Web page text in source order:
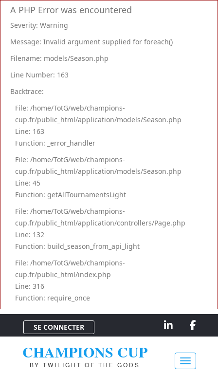
A PHP Error was encountered
Severity: Warning
Message: Invalid argument supplied for foreach()
Filename: models/Season.php
Line Number: 163
Backtrace:
File: /home/TotG/web/champions-
cup.fr/public_html/application/models/Season.php
Line: 163
Function: _error_handler
File: /home/TotG/web/champions-
cup.fr/public_html/application/models/Season.php
Line: 45
Function: getAllTournamentsLight
File: /home/TotG/web/champions-
cup.fr/public_html/application/controllers/Page.php
Line: 132
Function: build_season_from_api_light
File: /home/TotG/web/champions-
cup.fr/public_html/index.php
Line: 316
Function: require_once
SE CONNECTER
CHAMPIONS CUP
BY TWILIGHT OF THE GODS